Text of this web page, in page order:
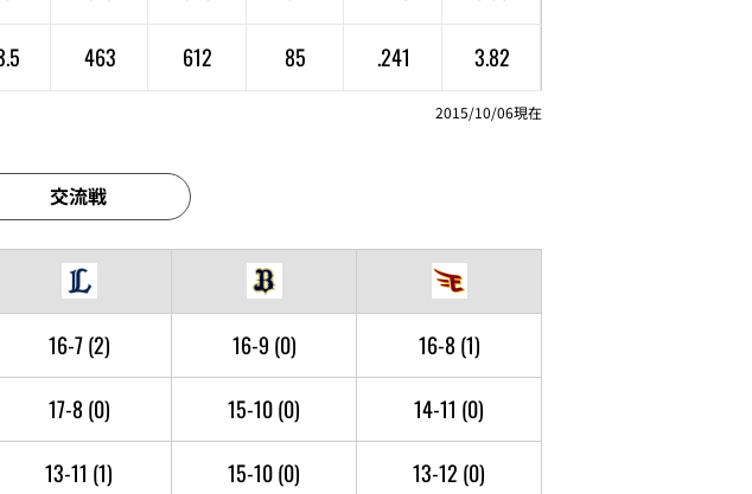
463 612 85 .241 3.82
2015/10/06現在
交流戦
16-7(2) 16-9 (0) 16-8 (1)
17-8 (0) 15-10(0) 14-11 (0)
13-11 (1) 15-10(0) 13-12 (0)